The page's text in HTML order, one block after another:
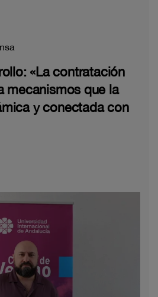
«La contratación
mecanismos que la
y conectada con